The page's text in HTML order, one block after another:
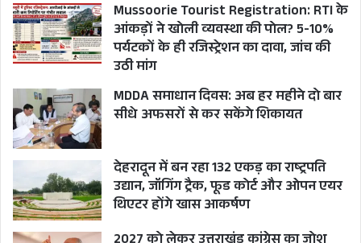
Mussoorie Tourist Registration: RTI के
आंकड़ों ने खोली व्यवस्था की पोल? 5-10%
पर्यटकों के ही रजिस्ट्रेशन का दावा, जांच की
उठी मांग
MDDA समाधान दिवस: अब हर महीने दो बार
सीधे अफसरों से कर सकेंगे शिकायत
देहरादून में बन रहा 132 एकड़ का राष्ट्रपति
उद्यान, जॉगिंग ट्रैक, फूड कोर्ट और ओपन एयर
थिएटर होंगे खास आकर्षण